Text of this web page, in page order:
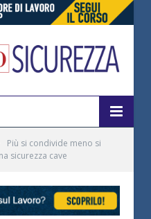
Più si condivide meno si
sicurezza cave